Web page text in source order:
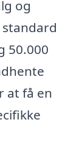
og
50.000
at få en